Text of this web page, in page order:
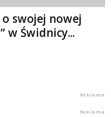
swojej nowej
w Świdnicy...